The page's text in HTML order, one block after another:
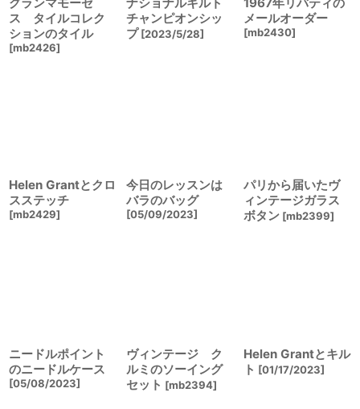
ス タイルコレク
ションのタイル
[mb2426]
チャンピオンシッ
プ [2023/5/28]
メールオーダー
[mb2430]
Helen Grantとクロ
スステッチ
[mb2429]
今日のレッスンは
バラのバッグ
[05/09/2023]
パリから届いたヴ
ィンテージガラス
ボタン [mb2399]
ニードルポイント
のニードルケース
[05/08/2023]
ヴィンテージ ク
ルミのソーイング
セット [mb2394]
Helen Grantとキル
ト [01/17/2023]